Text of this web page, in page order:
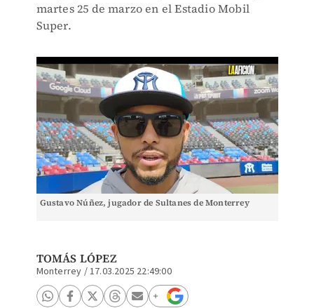
martes 25 de marzo en el Estadio Mobil
Super.
Gustavo Núñez, jugador de Sultanes de Monterrey
TOMÁS LÓPEZ
Monterrey /17.03.2025 22:49:00